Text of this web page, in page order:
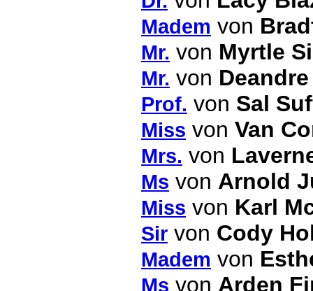
Madem von
Mr. von Myrtle
Mr. von
Prof. von Sal
Miss von Van
Mrs. von
Ms von Arnold
Miss von Karl
Sir von Cody
Madem von
Ms von Arden